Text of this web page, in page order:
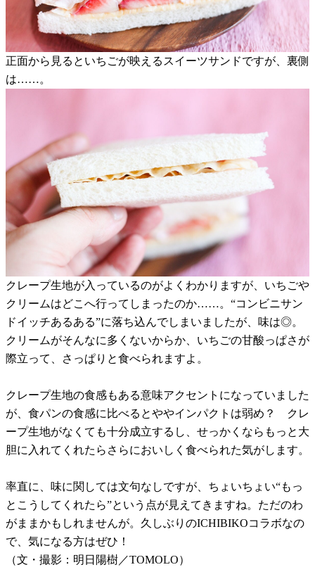
正面から見るといちごが映えるスイーツサンドですが、裏側
は……。
クレープ生地が入っているのがよくわかりますが、いちごや
クリームはどこへ行ってしまったのか……。“コンビニサン
ドイッチあるある”に落ち込んでしまいましたが、味は◎。
クリームがそんなに多くないからか、いちごの甘酸っぱさが
際立って、さっぱりと食べられますよ。
クレープ生地の食感もある意味アクセントになっていました
が、食パンの食感に比べるとややインパクトは弱め？ クレ
ープ生地がなくても十分成立するし、せっかくならもっと大
胆に入れてくれたらさらにおいしく食べられた気がします。
率直に、味に関しては文句なしですが、ちょいちょい“もっ
とこうしてくれたら”という点が見えてきますね。ただのわ
がままかもしれませんが。久しぶりのICHIBIKOコラボなの
で、気になる方はぜひ！
（文・撮影：明日陽樹／TOMOLO）